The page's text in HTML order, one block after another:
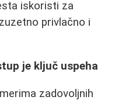
iskoristi za
privlačno i
je ključ uspeha
zadovoljnih